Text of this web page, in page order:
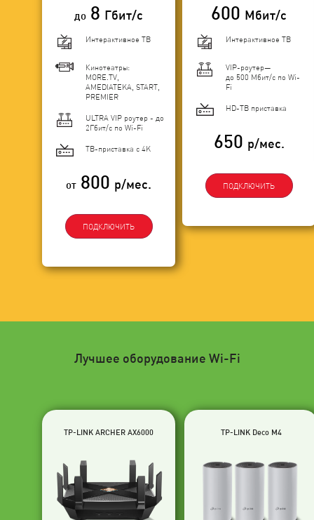
до 8 Гбит/с
Интерактивное ТВ
Кинотеатры:
MORE.TV,
AMEDIATEKA, START,
PREMIER
ULTRA VIP роутер - до
2Гбит/c по Wi-Fi
ТВ-приставка с 4K
от 800 р/мес.
ПОДКЛЮЧИТЬ
600 Мбит/с
Интерактивное ТВ
VIP-роутер—
до 500 Мбит/с по Wi-
Fi
HD-ТВ приставка
650 р/мес.
ПОДКЛЮЧИТЬ
Лучшее оборудование Wi-Fi
TP-LINK ARCHER AX6000 TP-LINK Deco M4